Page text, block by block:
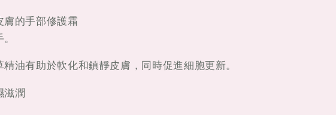
膚的手部修護霜
油有助於軟化和鎮靜皮膚，同時促進細胞更新。
滋潤